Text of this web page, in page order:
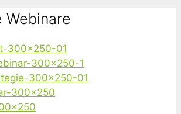
Webinare